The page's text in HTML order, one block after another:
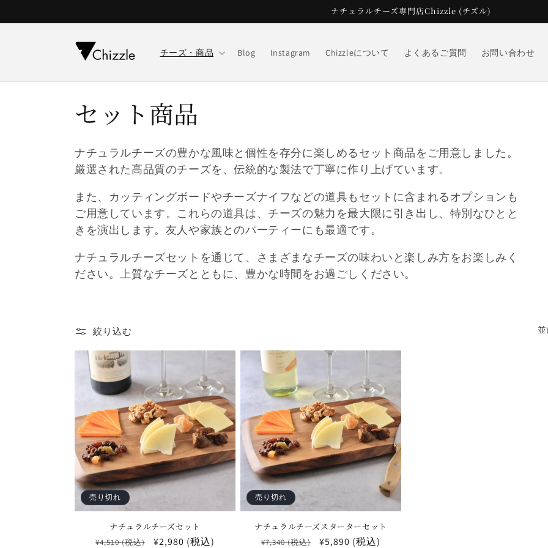
進む
ナチュラルチーズ専門店Chizzle (チズル)
チーズ・商品 Blog Instagram Chizzleについて よくあるご質問 お問い合わせ
コ
レ
ク
シ
ョ
ン
セット商品
ナチュラルチーズの豊かな風味と個性を存分に楽しめるセット商品をご用意しました。
厳選された高品質のチーズを、伝統的な製法で丁寧に作り上げています。
また、カッティングボードやチーズナイフなどの道具もセットに含まれるオプションも
ご用意しています。これらの道具は、チーズの魅力を最大限に引き出し、特別なひとと
きを演出します。友人や家族とのパーティーにも最適です。
ナチュラルチーズセットを通じて、さまざまなチーズの味わいと楽しみ方をお楽しみく
ださい。上質なチーズとともに、豊かな時間をお過ごしください。
絞り込む
売り切れ
ナチュラルチーズセット
通
¥4,510 (税込) セ
¥2,980 (税込)
売り切れ
ナチュラルチーズスターターセット
通
¥7,340 (税込) セ
¥5,890 (税込)